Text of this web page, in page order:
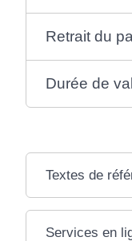
Retrait du
Durée de
Textes de
Services en